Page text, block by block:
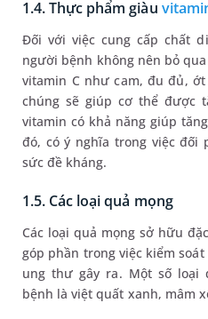
1.4. Thực phẩm giàu
Đối với việc cung cấp chất
người bệnh không nên bỏ
vitamin C như cam, đu đủ,
chúng sẽ giúp cơ thể được
vitamin có khả năng giúp
đó, có ý nghĩa trong việc đối
sức đề kháng.
1.5. Các loại quả mọng
Các loại quả mọng sở hữu
góp phần trong việc kiểm
ung thư gây ra. Một số loại
bệnh là việt quất xanh, mâm